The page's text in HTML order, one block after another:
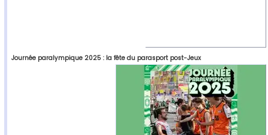
Journée paralympique 2025 : la fête du parasport post-Jeux